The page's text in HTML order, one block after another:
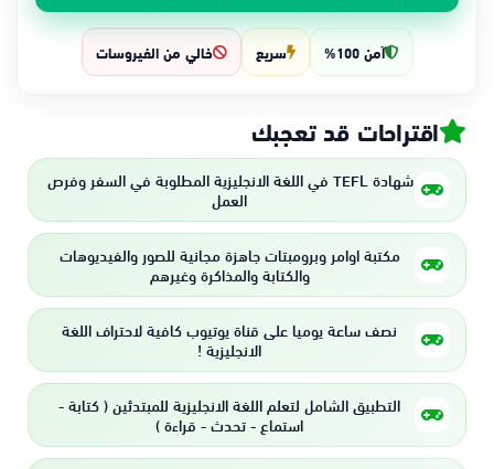
آمن 100% سريع خالي من الفيروسات
اقتراحات قد تعجبك
شهادة TEFL في اللغة الانجليزية المطلوبة في السفر وفرص
العمل
مكتبة اوامر وبرومبتات جاهزة مجانية للصور والفيديوهات
والكتابة والمذاكرة وغيرهم
نصف ساعة يوميا على قناة يوتيوب كافية لاحتراف اللغة
الانجليزية !
التطبيق الشامل لتعلم اللغة الانجليزية للمبتدئين ( كتابة -
استماع - تحدث - قراءة )